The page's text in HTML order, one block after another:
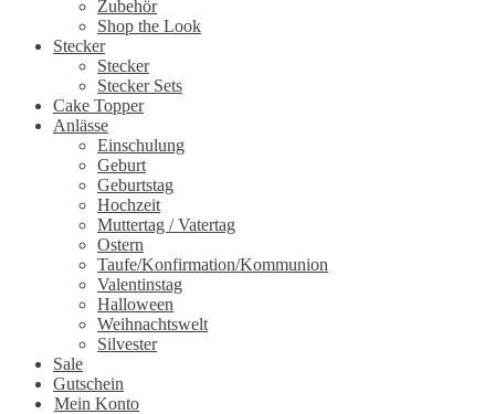
Zubehör
Shop the Look
Stecker
Stecker
Stecker Sets
Cake Topper
Anlässe
Einschulung
Geburt
Geburtstag
Hochzeit
Muttertag / Vatertag
Ostern
Taufe/Konfirmation/Kommunion
Valentinstag
Halloween
Weihnachtswelt
Silvester
Sale
Gutschein
Mein Konto